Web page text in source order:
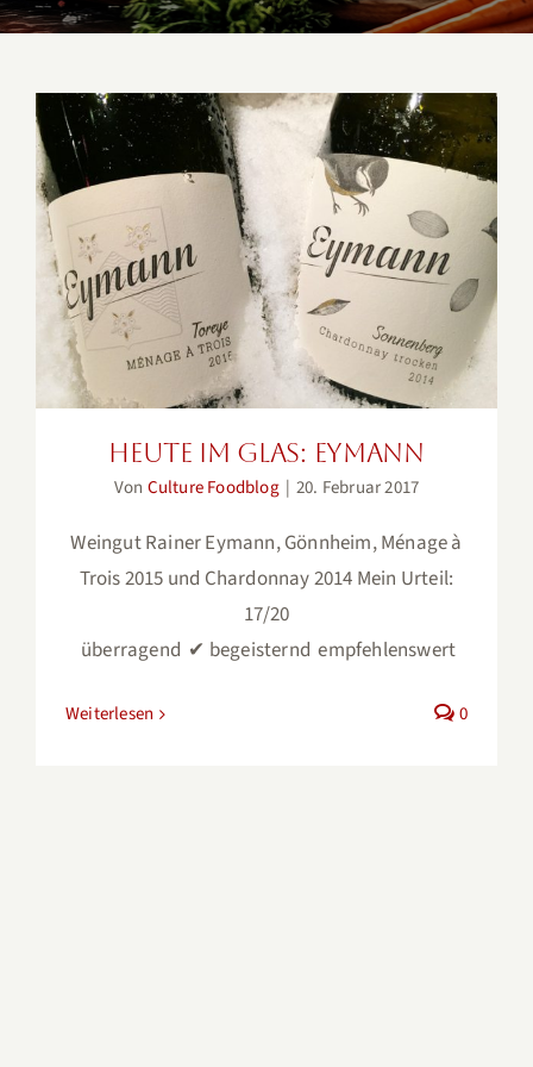
Heute im Glas: Eymann
Heute im Glas: Eymann
Von Culture Foodblog | 20. Februar 2017
Weingut Rainer Eymann, Gönnheim, Ménage à
Trois 2015 und Chardonnay 2014 Mein Urteil:
17/20
überragend ✔︎ begeisternd empfehlenswert
Weiterlesen 0